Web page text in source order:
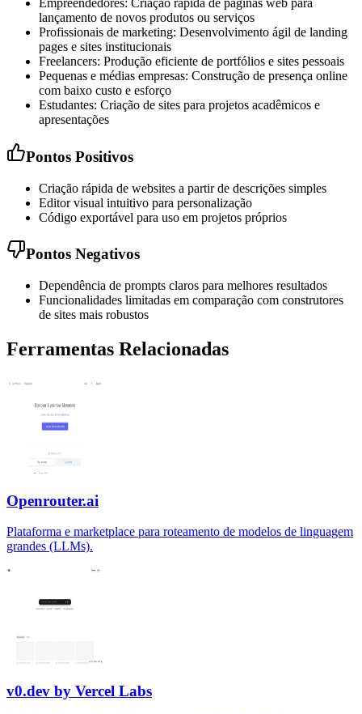
Empreendedores: Criação rápida de páginas web para
lançamento de novos produtos ou serviços
Profissionais de marketing: Desenvolvimento ágil de landing
pages e sites institucionais
Freelancers: Produção eficiente de portfólios e sites pessoais
Pequenas e médias empresas: Construção de presença online
com baixo custo e esforço
Estudantes: Criação de sites para projetos acadêmicos e
apresentações
Pontos Positivos
Criação rápida de websites a partir de descrições simples
Editor visual intuitivo para personalização
Código exportável para uso em projetos próprios
Pontos Negativos
Dependência de prompts claros para melhores resultados
Funcionalidades limitadas em comparação com construtores
de sites mais robustos
Ferramentas Relacionadas
Openrouter.ai
Plataforma e marketplace para roteamento de modelos de linguagem
grandes (LLMs).
v0.dev by Vercel Labs